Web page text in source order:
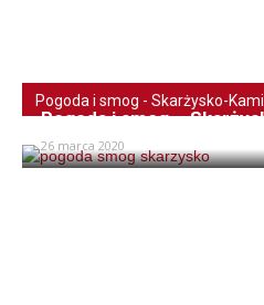
Pogoda i smog - Skarżysko-
Pogoda i smog –
26 marca 2020